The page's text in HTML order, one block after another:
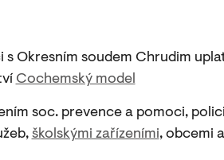
s Okresním soudem Chrudim
Cochemský model
soc. prevence a pomoci,
školskými zařízeními, obcemi